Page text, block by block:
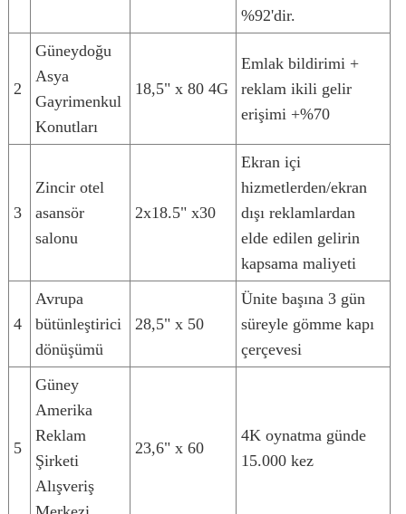
%92'dir.
2
Güneydoğu
Asya
Gayrimenkul
Konutları
18,5" x 80 4G
Emlak bildirimi +
reklam ikili gelir
erişimi +%70
3
Zincir otel
asansör
salonu
2x18.5" x30
Ekran içi
hizmetlerden/ekran
dışı reklamlardan
elde edilen gelirin
kapsama maliyeti
4
Avrupa
bütünleştirici
dönüşümü
28,5" x 50
Ünite başına 3 gün
süreyle gömme kapı
çerçevesi
5
Güney
Amerika
Reklam
Şirketi
Alışveriş
23,6" x 60
4K oynatma günde
15.000 kez